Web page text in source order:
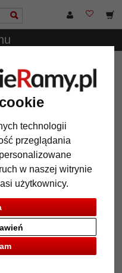
technologii
przeglądania
w naszej witrynie
użytkownicy.
na wymiar
Ramy
na wymiar
na